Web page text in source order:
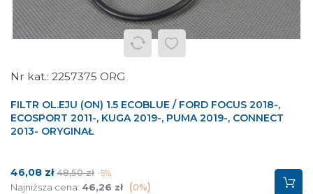
2257375 ORG
FILTR OL.EJU (ON) 1.5 ECOBLUE / FORD FOCUS 2018-,
ECOSPORT 2011-, KUGA 2019-, PUMA 2019-, CONNECT
2013- ORYGINAŁ
Cena
46,08 zł Cena
podstawowa
48,50 zł -5%
Najniższa cena: 46,26 zł 0%